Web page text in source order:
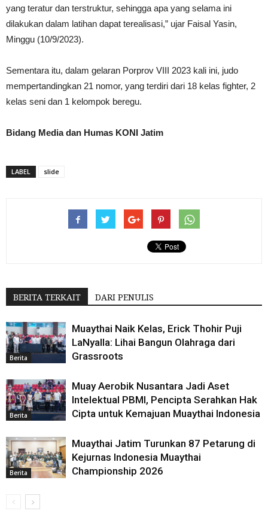
yang teratur dan terstruktur, sehingga apa yang selama ini
dilakukan dalam latihan dapat terealisasi,” ujar Faisal Yasin,
Minggu (10/9/2023).
Sementara itu, dalam gelaran Porprov VIII 2023 kali ini, judo
mempertandingkan 21 nomor, yang terdiri dari 18 kelas fighter, 2
kelas seni dan 1 kelompok beregu.
Bidang Media dan Humas KONI Jatim
LABEL slide
BERITA TERKAIT DARI PENULIS
Berita
Muaythai Naik Kelas, Erick Thohir Puji
LaNyalla: Lihai Bangun Olahraga dari
Grassroots
Berita
Muay Aerobik Nusantara Jadi Aset
Intelektual PBMI, Pencipta Serahkan Hak
Cipta untuk Kemajuan Muaythai Indonesia
Berita
Muaythai Jatim Turunkan 87 Petarung di
Kejurnas Indonesia Muaythai
Championship 2026